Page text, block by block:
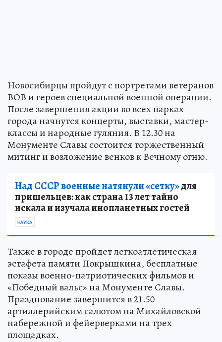
Новосибирцы пройдут с портретами ветеранов
ВОВ и героев специальной военной операции.
После завершения акции во всех парках
города начнутся концерты, выставки, мастер-
классы и народные гуляния. В 12.30 на
Монументе Славы состоится торжественный
митинг и возложение венков к Вечному огню.
Над СССР военные натянули «сетку»для
пришельцев: как страна 13 лет тайно
искала и изучала инопланетных гостей
НАУКА
Также в городе пройдет легкоатлетическая
эстафета памяти Покрышкина, бесплатные
показы военно-патриотических фильмов и
«Победный вальс» на Монументе Славы.
Празднование завершится в 21.50
артиллерийским салютом на Михайловской
набережной и фейерверками на трех
площадках.